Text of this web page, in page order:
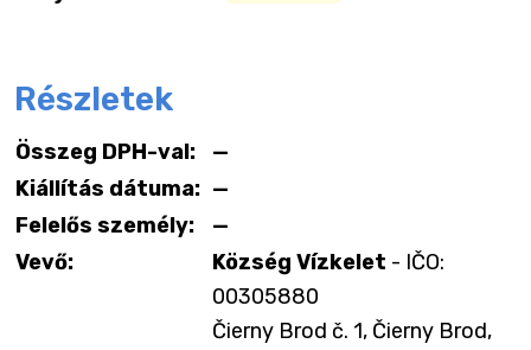
Részletek
Összeg DPH-val:
—
Kiállítás dátuma: —
Felelős személy:
—
Vevő:
Község Vízkelet - IČO:
00305880
Čierny Brod č. 1, Čierny Brod,